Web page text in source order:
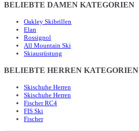
BELIEBTE DAMEN KATEGORIEN
Oakley Skibrillen
Elan
Rossignol
All Mountain Ski
Skiausrüstung
BELIEBTE HERREN KATEGORIEN
Skischuhe Herren
Skischuhe Herren
Fischer RC4
FIS Ski
Fischer